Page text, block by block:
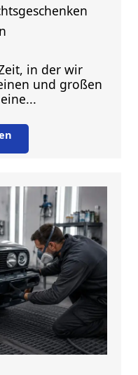
in der wir
und großen